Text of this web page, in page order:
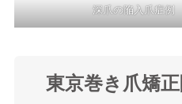
深爪の陥入爪症
東京巻き爪矯